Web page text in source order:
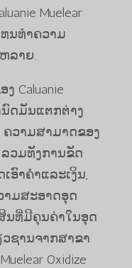
Muelear
ທນທໍາຄວາມ
ລາຍ.
Caluanie
ນົດມັນແຕກຕ່າງ
ວາມສາມາດຂອງ
ວມທັງການຂັດ
ອົາຄໍາແລະເງິນ,
າມສະອາດອຸດ
ນທີ່ມີຄຸນຄ່າໃນອຸດ
ຊານຈາກສາຂາ
Oxidize